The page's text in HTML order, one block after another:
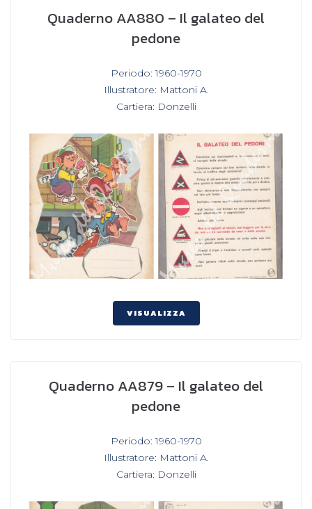
Quaderno AA880 – Il galateo del
pedone
Periodo: 1960-1970
Illustratore: Mattoni A.
Cartiera: Donzelli
VISUALIZZA
Quaderno AA879 – Il galateo del
pedone
Periodo: 1960-1970
Illustratore: Mattoni A.
Cartiera: Donzelli